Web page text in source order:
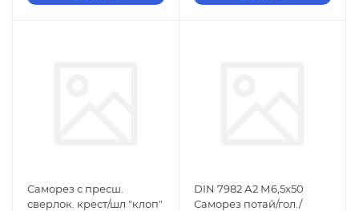
Саморез с пресш.
сверлок. крест/шл "клоп"
DIN 7982 А2 М6,5х50
Саморез потай/гол./